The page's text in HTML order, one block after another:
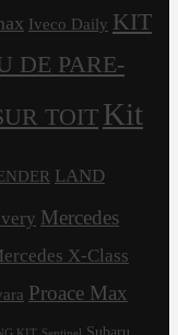
Iveco Daily KIT
DE PARE-
TOIT Kit
LAND
Mercedes
X-Class
Proace Max